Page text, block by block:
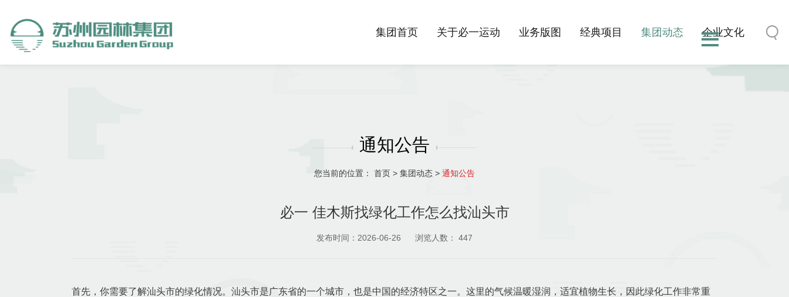
集团首页 关于必一运动 业务版图 经典项目 集团动态 企业文化
通知公告
您当前的位置： 首页 > 集团动态 > 通知公告
必一 佳木斯找绿化工作怎么找汕头市
发布时间：2026-06-26 浏览人数： 447
首先，你需要了解汕头市的绿化情况。汕头市是广东省的一个城市，也是中国的经济特区之一。这里的气候温暖湿润，适宜植物生长，因此绿化工作非常重